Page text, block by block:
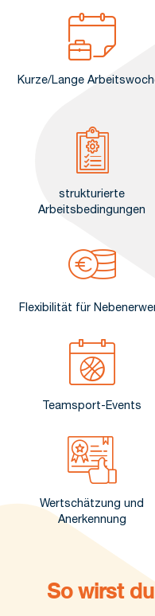
Kurze/Lange
strukturierte
Arbeitsbedingungen
Flexibilität für
Teamsport-Events
Wertschätzung und
Anerkennung
So wirst